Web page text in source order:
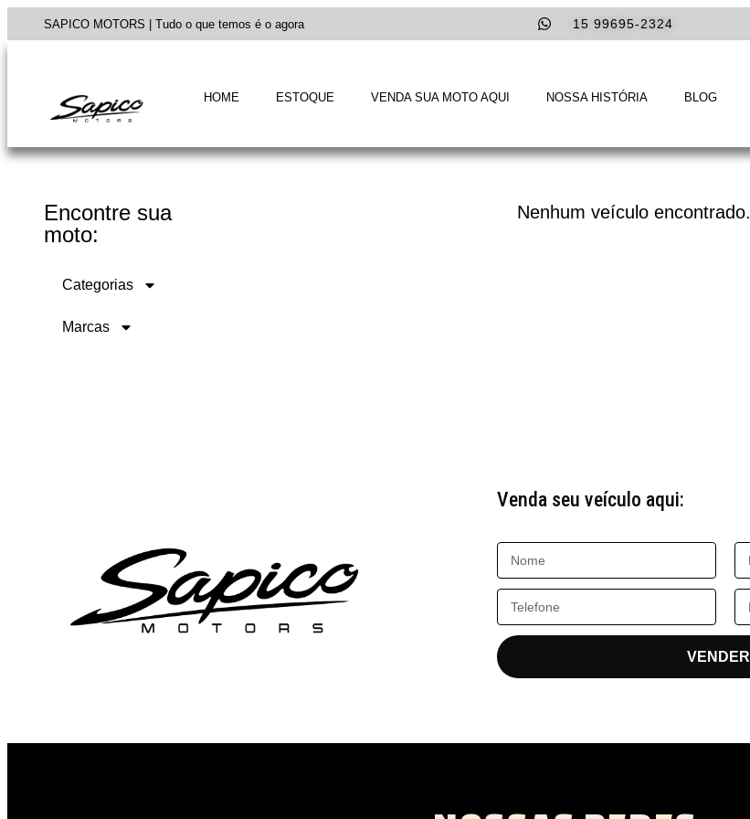
SAPICO MOTORS | Tudo o que temos é o agora 15 99695-2324
HOME ESTOQUE VENDA SUA MOTO AQUI NOSSA HISTÓRIA BLOG
Encontre sua
moto:
Categorias
Marcas
Nenhum veículo encontrado.
Venda seu veículo aqui:
VENDER